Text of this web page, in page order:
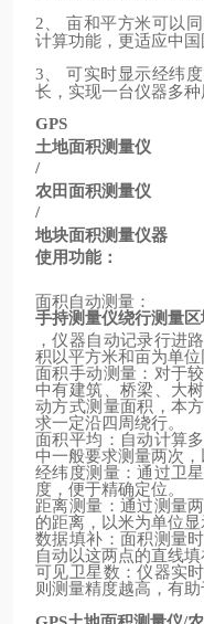
2
亩和平方米可以
计算功能，更适应中国
3
可实时显示经纬
长，实现一台仪器多种
GPS
土地面积测量仪
/
农田面积测量仪
/
地块面积测量仪器
使用功能：
面积自动测量：
手持测量仪绕行测量区
，仪器自动记录行进
积以平方米和亩为单位
面积手动测量：对于
中有建筑、桥梁、大
动方式测量面积，本
求一定沿四周绕行。
面积平均：自动计算
中一般要求测量两次，
经纬度测量：通过卫
度，便于精确定位。
距离测量：通过测量
的距离，以米为单位显
数据填补：面积测量
自动以这两点的直线填
可见卫星数：仪器实
则测量精度越高，有